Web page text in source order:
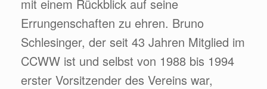
mit einem Rückblick auf seine
Errungenschaften zu ehren. Bruno
Schlesinger, der seit 43 Jahren Mitglied im
CCWW ist und selbst von 1988 bis 1994
erster Vorsitzender des Vereins war,